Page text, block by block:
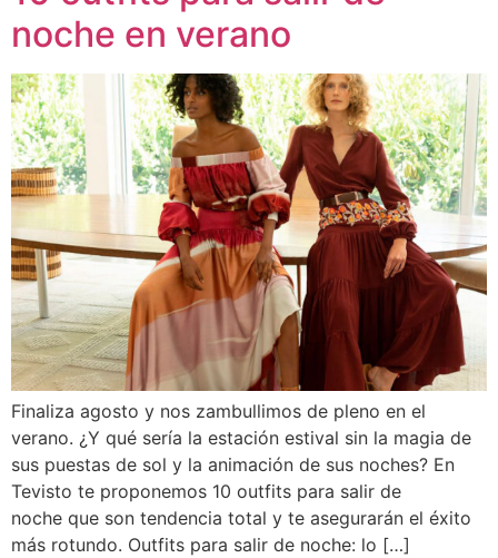
noche en verano
Finaliza agosto y nos zambullimos de pleno en el
verano. ¿Y qué sería la estación estival sin la magia de
sus puestas de sol y la animación de sus noches? En
Tevisto te proponemos 10 outfits para salir de
noche que son tendencia total y te asegurarán el éxito
más rotundo. Outfits para salir de noche: lo […]